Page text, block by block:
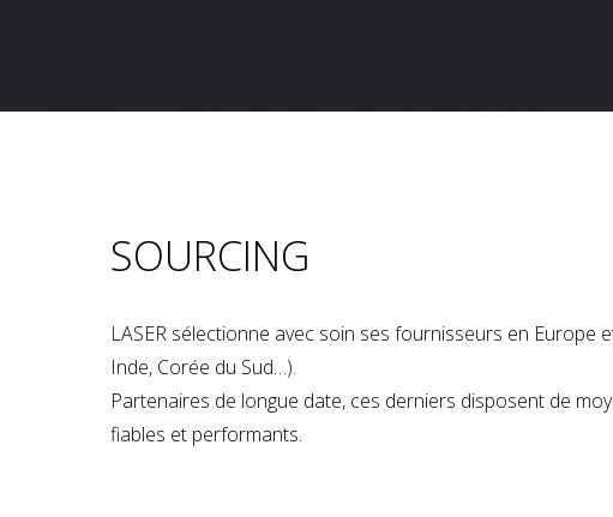
SOURCING
LASER sélectionne avec soin ses fournisseurs en Europe
Inde, Corée du Sud…).
Partenaires de longue date, ces derniers disposent de
fiables et performants.